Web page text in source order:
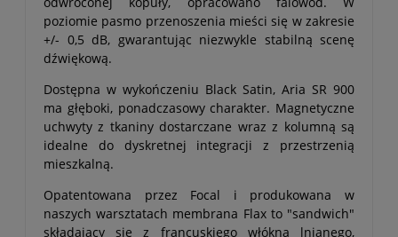
poziomie pasmo przenoszenia mieści się w zakresie
+/- 0,5 dB, gwarantując niezwykle stabilną scenę
dźwiękową.
Dostępna w wykończeniu Black Satin, Aria SR 900
ma głęboki, ponadczasowy charakter. Magnetyczne
uchwyty z tkaniny dostarczane wraz z kolumną są
idealne do dyskretnej integracji z przestrzenią
mieszkalną.
Opatentowana przez Focal i produkowana w
naszych warsztatach membrana Flax to "sandwich"
składający się z francuskiego włókna lnianego,